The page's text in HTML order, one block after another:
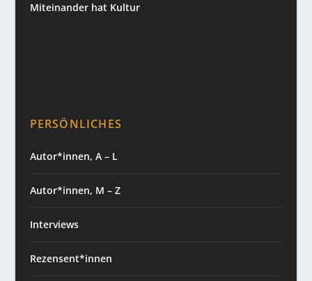
Miteinander hat Kultur
PERSÖNLICHES
Autor*innen, A – L
Autor*innen, M – Z
Interviews
Rezensent*innen